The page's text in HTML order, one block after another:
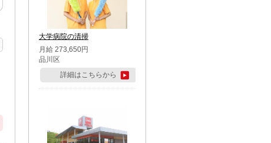
大学病院の清掃
月給 273,650円
品川区
詳細はこちらから